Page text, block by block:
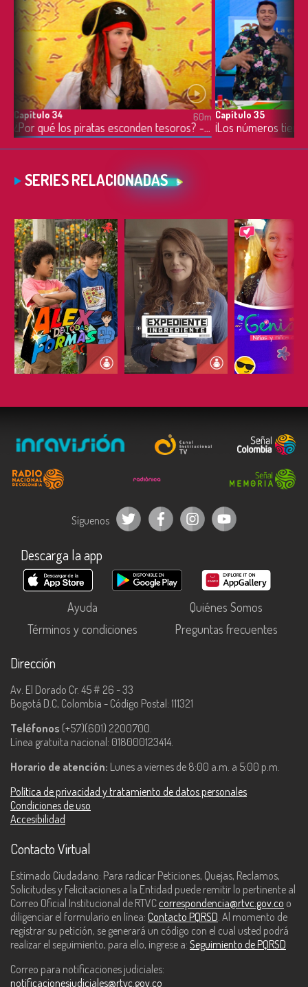
Capítulo 34
¿Por qué los piratas esconden tesoros? - 18/05/2021
60m Capítulo 35
¡Los números
SERIES RELACIONADAS
ESCUCHAR ESCUCHAR
Síguenos
Descarga la app
Ayuda
Quiénes Somos
Términos y condiciones
Preguntas frecuentes
Dirección
Av. El Dorado Cr. 45 # 26 - 33
Bogotá D.C, Colombia - Código Postal: 111321
Teléfonos (+57)(601) 2200700.
Línea gratuita nacional: 018000123414.
Horario de atención: Lunes a viernes de 8:00 a.m. a 5:00 p.m.
Política de privacidad y tratamiento de datos personales
Condiciones de uso
Accesibilidad
Contacto Virtual
Estimado Ciudadano: Para radicar Peticiones, Quejas, Reclamos,
Solicitudes y Felicitaciones a la Entidad puede remitir lo pertinente al
Correo Oficial Institucional de RTVC correspondencia@rtvc.gov.co o
diligenciar el formulario en línea: Contacto PQRSD. Al momento de
registrar su petición, se generará un código con el cual usted podrá
realizar el seguimiento, para ello, ingrese a: Seguimiento de PQRSD
Correo para notificaciones judiciales:
notificacionesjudiciales@rtvc.gov.co